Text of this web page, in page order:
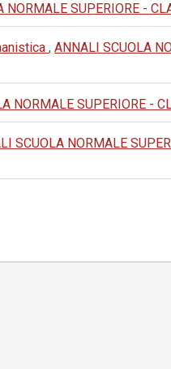
NORMALE SUPERIORE -
, ANNALI SCUOLA
NORMALE SUPERIORE -
SCUOLA NORMALE